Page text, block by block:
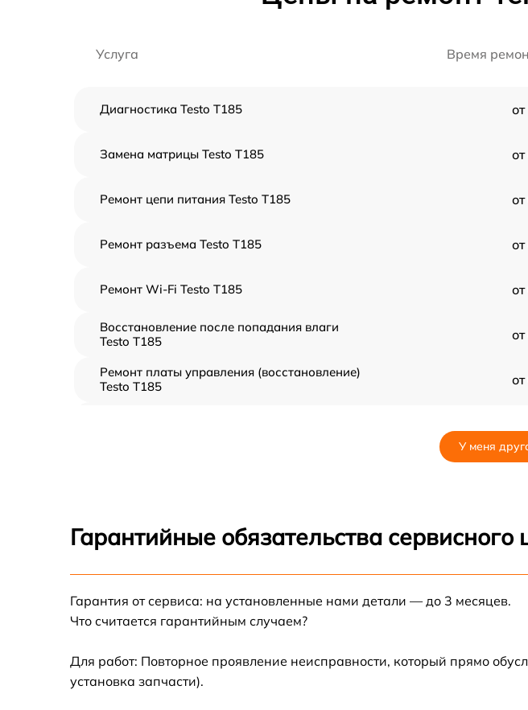
Услуга Время
Диагностика Testo T185
Замена матрицы Testo T185
Ремонт цепи питания Testo T185
Ремонт разъема Testo T185
Ремонт Wi-Fi Testo T185
Восстановление после попадания влаги
Testo T185
Ремонт платы управления (восстановление)
Testo T185
Замена процессора Testo T185
У меня
Гарантийные обязательства
Гарантия от сервиса: на установленные нами детали — до 3 месяцев.
Что считается гарантийным случаем?
Для работ: Повторное проявление неисправности, который прямо
установка запчасти).